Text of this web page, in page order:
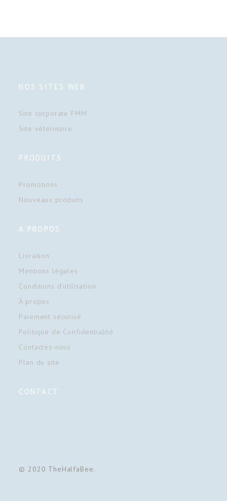
NOS SITES WEB
Site corporate FMM
Site vétérinaire
PRODUITS
Promotions
Nouveaux produits
A PROPOS
Livraison
Mentions légales
Conditions d'utilisation
À propos
Paiement sécurisé
Politique de Confidentialité
Contactez-nous
Plan du site
CONTACT
© 2020 TheHalfaBee.